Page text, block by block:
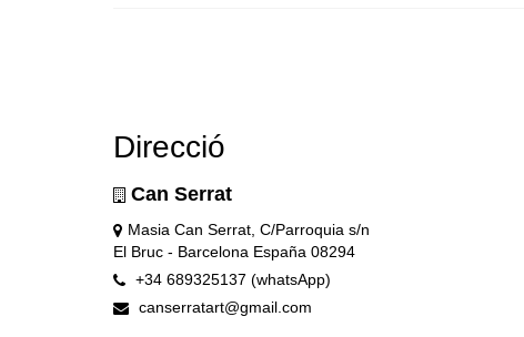
Direcció
Can Serrat
Masia Can Serrat, C/Parroquia s/n
El Bruc - Barcelona España 08294
+34 689325137 (whatsApp)
canserratart@gmail.com